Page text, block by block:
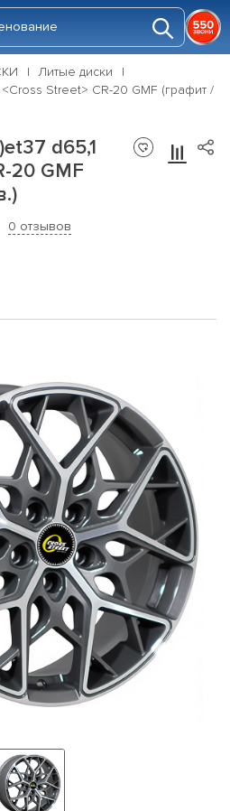
Литые диски
<Cross Street> CR-20 GMF (графит /
d65,1
20 GMF
0 отзывов